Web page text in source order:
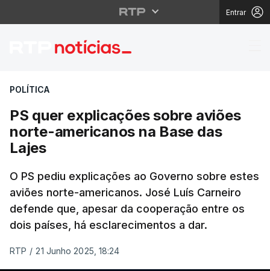
Entrar
PS quer explicações
POLÍTICA
PS quer explicações sobre aviões
norte-americanos na Base das
Lajes
O PS pediu explicações ao Governo sobre estes
aviões norte-americanos. José Luís Carneiro
defende que, apesar da cooperação entre os
dois países, há esclarecimentos a dar.
RTP / 21 Junho 2025, 18:24